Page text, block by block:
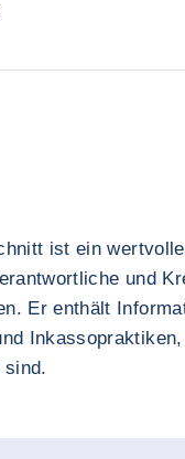
ist ein
und
Er enthält
sind.